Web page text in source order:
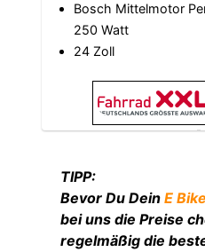
Bosch Mittelmotor
250 Watt
24 Zoll
TIPP:
Bevor Du Dein E Bike
bei uns die Preise
regelmäßig die